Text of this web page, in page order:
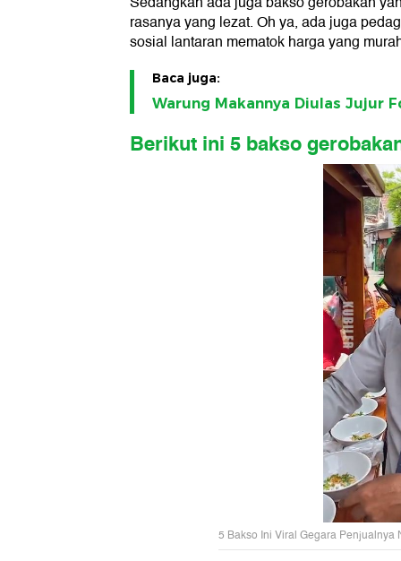
rasanya yang lezat. Oh ya, ada juga
sosial lantaran mematok harga yang
Baca juga:
Warung Makannya Diulas Jujur
Berikut ini 5 bakso
5 Bakso Ini Viral Gegara Penjualnya